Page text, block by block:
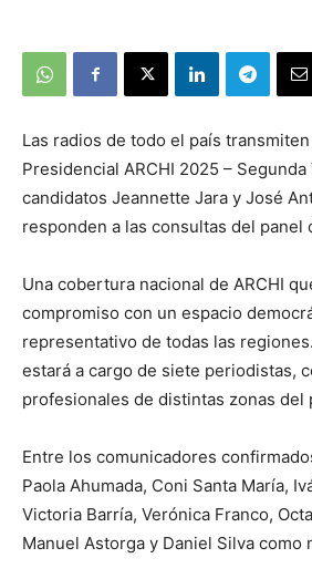
Las radios de todo el país
Presidencial ARCHI 2025 –
candidatos Jeannette Jara y José
responden a las consultas del panel
Una cobertura nacional de ARCHI
compromiso con un espacio
representativo de todas las
estará a cargo de siete periodistas,
profesionales de distintas zonas del
Entre los comunicadores
Paola Ahumada, Coni Santa María,
Victoria Barría, Verónica Franco,
Manuel Astorga y Daniel Silva como